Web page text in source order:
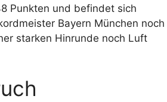
Punkten und befindet sich
Bayern München noch
starken Hinrunde noch Luft